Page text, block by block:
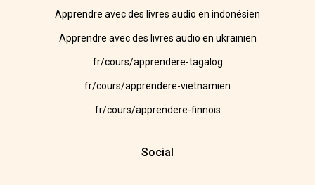
Apprendre avec des livres audio en indonésien
Apprendre avec des livres audio en ukrainien
fr/cours/apprendere-tagalog
fr/cours/apprendere-vietnamien
fr/cours/apprendere-finnois
Social